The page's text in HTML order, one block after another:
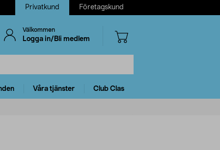
Privatkund Företagskund
Välkommen
Logga in/Bli medlem
Våra tjänster Club Clas